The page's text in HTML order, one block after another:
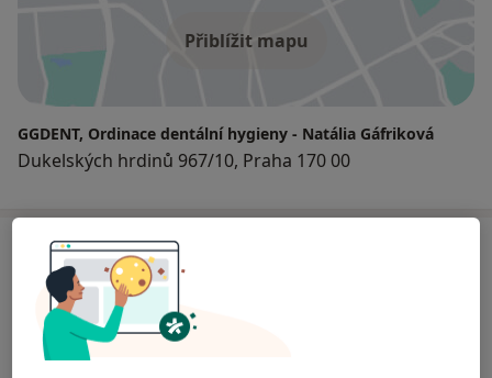
Přiblížit mapu
GGDENT, Ordinace dentální hygieny - Natália Gáfriková
Dukelských hrdinů 967/10, Praha 170 00
Názory o lékařích (33)
33 názorů